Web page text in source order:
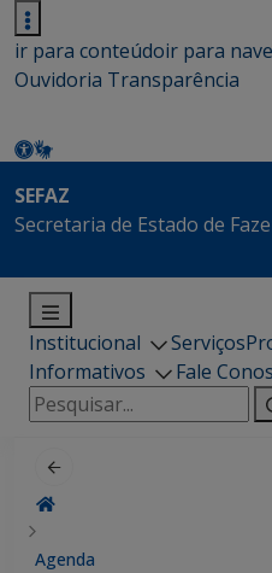
ir para conteúdoir para
Ouvidoria Transparência
SEFAZ
Secretaria de Estado de
Institucional Serviços
Informativos
Fale
Pesquisar
por:
Agenda